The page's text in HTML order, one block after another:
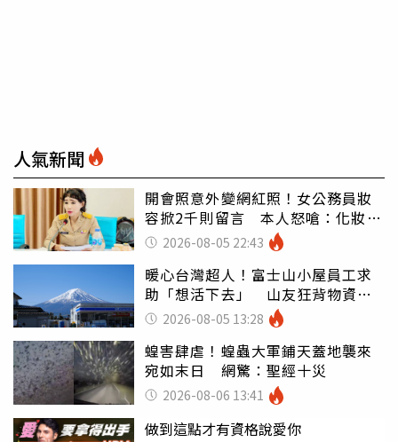
人氣新聞
開會照意外變網紅照！女公務員妝
容掀2千則留言 本人怒嗆：化妝有
錯嗎2026-08-05 22:43
暖心台灣超人！富士山小屋員工求
助「想活下去」 山友狂背物資上
山：台灣真的是寶島
2026-08-05 13:28
蝗害肆虐！蝗蟲大軍鋪天蓋地襲來
宛如末日 網驚：聖經十災
2026-08-06 13:41
做到這點才有資格說愛你